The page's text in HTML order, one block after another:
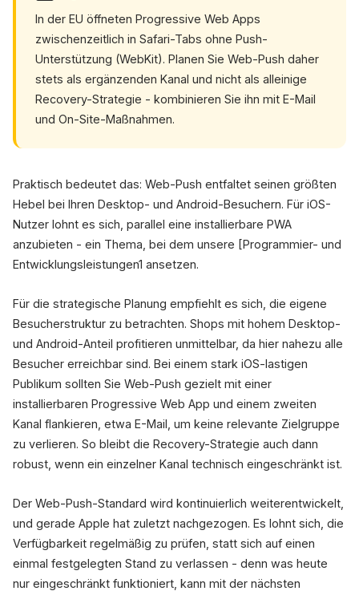
In der EU öffneten Progressive Web Apps
zwischenzeitlich in Safari-Tabs ohne Push-
Unterstützung (WebKit). Planen Sie Web-Push daher
stets als ergänzenden Kanal und nicht als alleinige
Recovery-Strategie - kombinieren Sie ihn mit E-Mail
und On-Site-Maßnahmen.
Praktisch bedeutet das: Web-Push entfaltet seinen größten
Hebel bei Ihren Desktop- und Android-Besuchern. Für iOS-
Nutzer lohnt es sich, parallel eine installierbare PWA
anzubieten - ein Thema, bei dem unsere [Programmier- und
Entwicklungsleistungen1 ansetzen.
Für die strategische Planung empfiehlt es sich, die eigene
Besucherstruktur zu betrachten. Shops mit hohem Desktop-
und Android-Anteil profitieren unmittelbar, da hier nahezu alle
Besucher erreichbar sind. Bei einem stark iOS-lastigen
Publikum sollten Sie Web-Push gezielt mit einer
installierbaren Progressive Web App und einem zweiten
Kanal flankieren, etwa E-Mail, um keine relevante Zielgruppe
zu verlieren. So bleibt die Recovery-Strategie auch dann
robust, wenn ein einzelner Kanal technisch eingeschränkt ist.
Der Web-Push-Standard wird kontinuierlich weiterentwickelt,
und gerade Apple hat zuletzt nachgezogen. Es lohnt sich, die
Verfügbarkeit regelmäßig zu prüfen, statt sich auf einen
einmal festgelegten Stand zu verlassen - denn was heute
nur eingeschränkt funktioniert, kann mit der nächsten